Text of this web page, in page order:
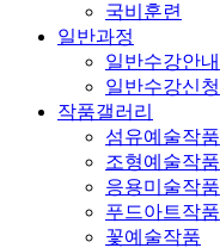
국비훈련
일반과정
일반수강안내
일반수강신청
작품갤러리
섬유예술작품
조형예술작품
응용미술작품
푸드아트작품
꽃예술작품